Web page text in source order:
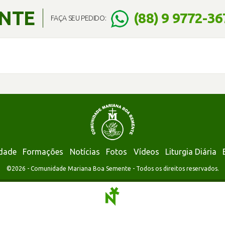
FAÇA SEU PEDIDO: (88) 9 9772-
Formações Notícias Fotos Vídeos Liturgia Diária
©2026 - Comunidade Mariana Boa Semente - Todos os direitos reservados.